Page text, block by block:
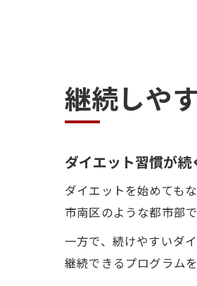
継続しや
ダイエット習慣が
ダイエットを始めても
市南区のような都市部
一方で、続けやすいダ
継続できるプログラム